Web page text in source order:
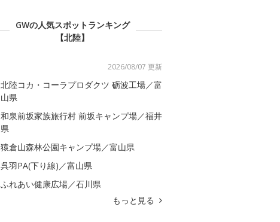
GWの人気スポットランキング
【北陸】
2026/08/07 更新
北陸コカ・コーラプロダクツ 砺波工場／富
山県
和泉前坂家族旅行村 前坂キャンプ場／福井
県
猿倉山森林公園キャンプ場／富山県
呉羽PA(下り線)／富山県
ふれあい健康広場／石川県
もっと見る